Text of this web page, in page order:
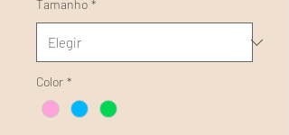
Tamanho *
Color *